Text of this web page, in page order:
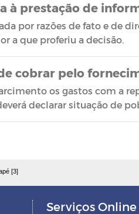
à prestação de
por razões de fato e de
a que proferiu a decisão.
cobrar pelo
os gastos com a
declarar situação de
[3]
Serviços Online